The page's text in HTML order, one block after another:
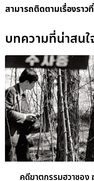
ตายแล้วฟื้น ถือว่ายังเป็น
ไปเสียมากกว่า
.
สามารถติดตามเรื่องรา
บทความที่น่าสนใ